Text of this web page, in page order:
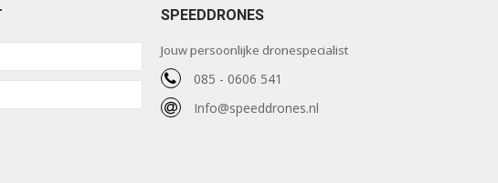
SPEEDDRONES
Jouw persoonlijke dronespecialist
085 - 0606 541
Info@speeddrones.nl